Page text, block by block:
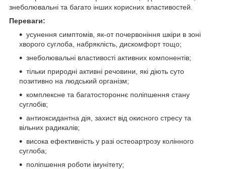
знеболювальні та багато інших корисних властивостей.
Переваги:
усунення симптомів, як-от почервоніння шкіри в зоні
хворого суглоба, набряклість, дискомфорт тощо;
знеболювальні властивості активних компонентів;
тільки природні активні речовини, які діють суто
позитивно на людський організм;
комплексне та багатостороннє поліпшення стану
суглобів;
антиоксидантна дія, захист від окисного стресу та
вільних радикалів;
висока ефективність у разі остеоартрозу колінного
суглоба;
поліпшення роботи імунітету;